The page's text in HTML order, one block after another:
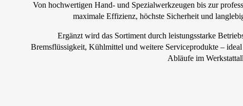
Von hochwertigen Hand- und Spezialwerkzeugen bis zur
maximale Effizienz, höchste Sicherheit und
Ergänzt wird das Sortiment durch leistungsstarke
Bremsflüssigkeit, Kühlmittel und weitere Serviceprodukte –
Abläufe im